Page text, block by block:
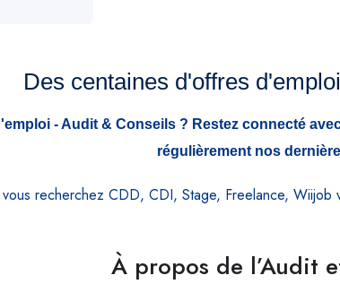
Des centaines d'offres
- Audit & Conseils ? Restez connecté
régulièrement nos
recherchez CDD, CDI, Stage, Freelance,
À propos de l’Audit